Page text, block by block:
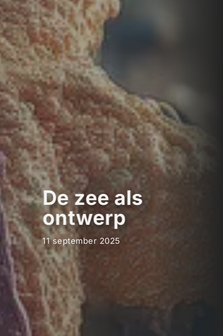
De zee als
ontwerp
11 september 2025